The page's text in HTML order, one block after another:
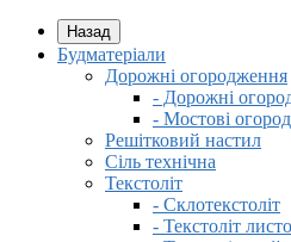
Назад
Будматеріали
Дорожні огородження
- Дорожні
- Мостові
Решітковий настил
Сіль технічна
Текстоліт
- Склотекстоліт
- Текстоліт